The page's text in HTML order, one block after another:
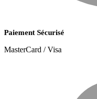
Paiement Sécurisé
MasterCard / Visa